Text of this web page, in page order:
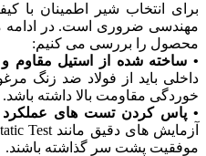
برای انتخاب شیر اطمینان با
مهندسی ضروری است. در ادامه
محصول را بررسی می کنیم:
• ساخته شده از استیل
داخلی باید از فولاد ضد زنگ
خوردگی مقاومت بالا داشته باشد.
• پاس کردن تست ‌های
موفقیت پشت سر گذاشته باشند.